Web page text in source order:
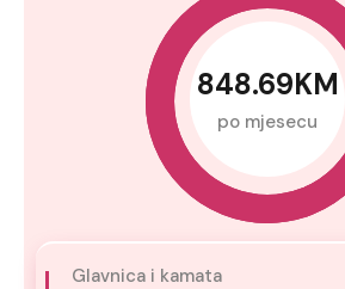
848.69KM
po mjesecu
Glavnica i kamata